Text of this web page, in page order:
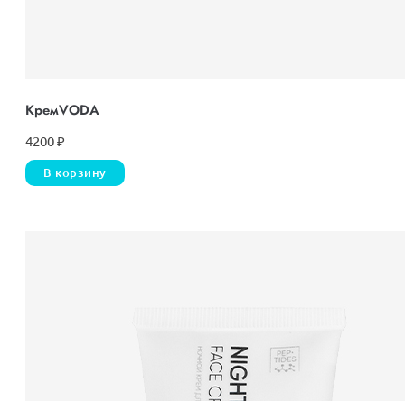
КремVODА
4200₽
В корзину